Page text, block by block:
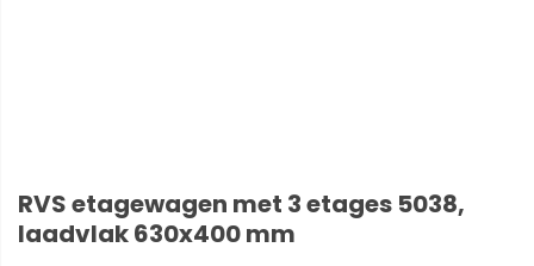
RVS etagewagen met 3 etages 5038,
laadvlak 630x400 mm